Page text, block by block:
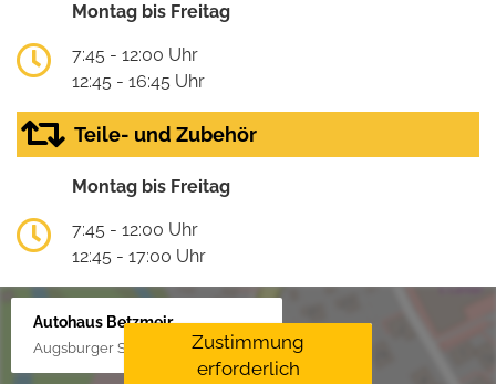
Montag bis Freitag
7:45 - 12:00 Uhr
12:45 - 16:45 Uhr
Teile- und Zubehör
Montag bis Freitag
7:45 - 12:00 Uhr
12:45 - 17:00 Uhr
Autohaus Betzmeir
Augsburger Str. 33, 86551 Aichach
Zustimmung
erforderlich